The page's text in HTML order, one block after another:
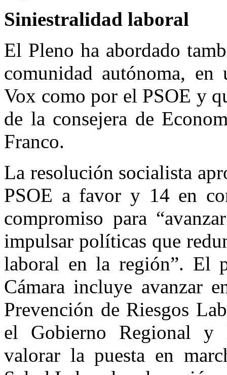
Siniestralidad laboral
El Pleno ha abordado
comunidad autónoma,
Vox como por el PSOE y
de la consejera de
Franco.
La resolución socialista
PSOE a favor y 14 en
compromiso para
impulsar políticas que
laboral en la región”. El
Cámara incluye avanzar
Prevención de Riesgos
el Gobierno Regional y
valorar la puesta en